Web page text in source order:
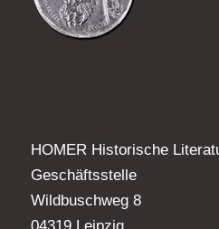
HOMER Historische
Geschäftsstelle
Wildbuschweg 8
04319 Leipzig.